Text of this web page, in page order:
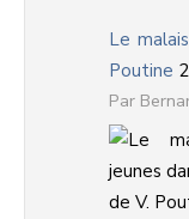
Le
Poutine